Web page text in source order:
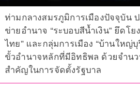
ท่ามกลางสมรภูมิการเมืองปัจจุบัน ป
ข่ายอำนาจ “ระบอบสีน้ำเงิน” ยึดโย
ไทย” และกลุ่มการเมือง “บ้านใหญ่
ขั้วอำนาจหลักที่มีอิทธิพล ด้วยจำน
สำคัญในการจัดตั้งรัฐบาล